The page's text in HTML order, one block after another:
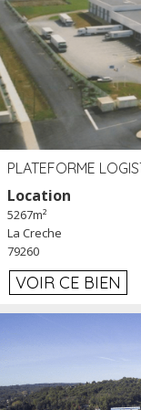
Location
5267m²
La Creche
79260
VOIR CE BIEN